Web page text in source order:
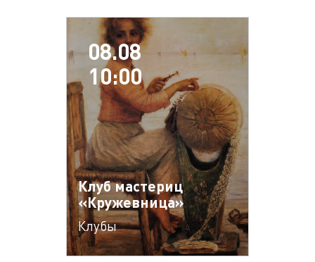
08.08
10:00
Клуб мастериц
«Кружевница»
Клубы